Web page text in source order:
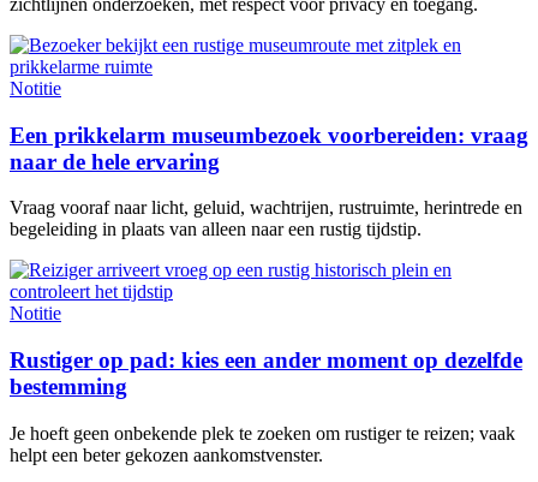
zichtlijnen onderzoeken, met respect voor privacy en toegang.
Notitie
Een prikkelarm museumbezoek voorbereiden: vraag
naar de hele ervaring
Vraag vooraf naar licht, geluid, wachtrijen, rustruimte, herintrede en
begeleiding in plaats van alleen naar een rustig tijdstip.
Notitie
Rustiger op pad: kies een ander moment op dezelfde
bestemming
Je hoeft geen onbekende plek te zoeken om rustiger te reizen; vaak
helpt een beter gekozen aankomstvenster.